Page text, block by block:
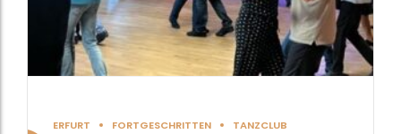
ERFURT FORTGESCHRITTEN TANZCLUB
gewählt
werden